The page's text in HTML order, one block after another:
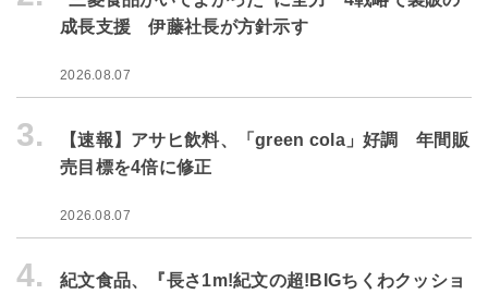
成長支援 伊藤社長が方針示す
2026.08.07
3.
【速報】アサヒ飲料、「green cola」好調 年間販
売目標を4倍に修正
2026.08.07
4.
紀文食品、『長さ1m!紀文の超!BIGちくわクッショ